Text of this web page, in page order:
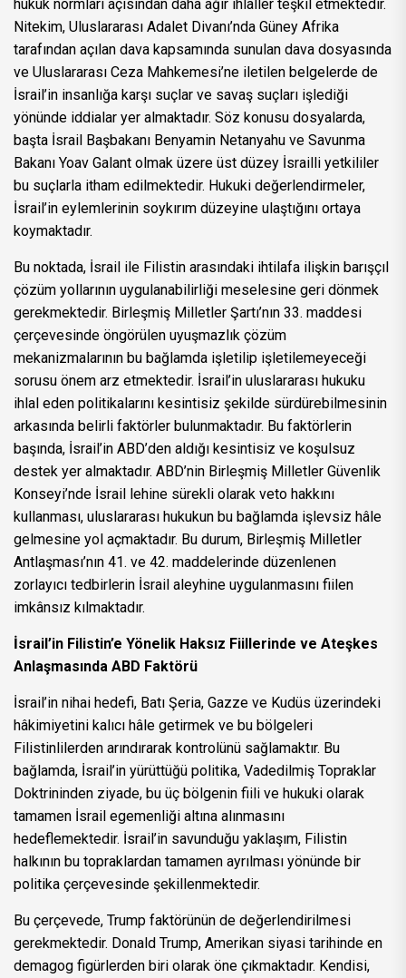
hukuk normları açısından daha ağır ihlaller teşkil etmektedir.
Nitekim, Uluslararası Adalet Divanı’nda Güney Afrika
tarafından açılan dava kapsamında sunulan dava dosyasında
ve Uluslararası Ceza Mahkemesi’ne iletilen belgelerde de
İsrail’in insanlığa karşı suçlar ve savaş suçları işlediği
yönünde iddialar yer almaktadır. Söz konusu dosyalarda,
başta İsrail Başbakanı Benyamin Netanyahu ve Savunma
Bakanı Yoav Galant olmak üzere üst düzey İsrailli yetkililer
bu suçlarla itham edilmektedir. Hukuki değerlendirmeler,
İsrail’in eylemlerinin soykırım düzeyine ulaştığını ortaya
koymaktadır.
Bu noktada, İsrail ile Filistin arasındaki ihtilafa ilişkin barışçıl
çözüm yollarının uygulanabilirliği meselesine geri dönmek
gerekmektedir. Birleşmiş Milletler Şartı’nın 33. maddesi
çerçevesinde öngörülen uyuşmazlık çözüm
mekanizmalarının bu bağlamda işletilip işletilemeyeceği
sorusu önem arz etmektedir. İsrail’in uluslararası hukuku
ihlal eden politikalarını kesintisiz şekilde sürdürebilmesinin
arkasında belirli faktörler bulunmaktadır. Bu faktörlerin
başında, İsrail’in ABD’den aldığı kesintisiz ve koşulsuz
destek yer almaktadır. ABD’nin Birleşmiş Milletler Güvenlik
Konseyi’nde İsrail lehine sürekli olarak veto hakkını
kullanması, uluslararası hukukun bu bağlamda işlevsiz hâle
gelmesine yol açmaktadır. Bu durum, Birleşmiş Milletler
Antlaşması’nın 41. ve 42. maddelerinde düzenlenen
zorlayıcı tedbirlerin İsrail aleyhine uygulanmasını fiilen
imkânsız kılmaktadır.
İsrail’in Filistin’e Yönelik Haksız Fiillerinde ve Ateşkes
Anlaşmasında ABD Faktörü
İsrail’in nihai hedefi, Batı Şeria, Gazze ve Kudüs üzerindeki
hâkimiyetini kalıcı hâle getirmek ve bu bölgeleri
Filistinlilerden arındırarak kontrolünü sağlamaktır. Bu
bağlamda, İsrail’in yürüttüğü politika, Vadedilmiş Topraklar
Doktrininden ziyade, bu üç bölgenin fiili ve hukuki olarak
tamamen İsrail egemenliği altına alınmasını
hedeflemektedir. İsrail’in savunduğu yaklaşım, Filistin
halkının bu topraklardan tamamen ayrılması yönünde bir
politika çerçevesinde şekillenmektedir.
Bu çerçevede, Trump faktörünün de değerlendirilmesi
gerekmektedir. Donald Trump, Amerikan siyasi tarihinde en
demagog figürlerden biri olarak öne çıkmaktadır. Kendisi,